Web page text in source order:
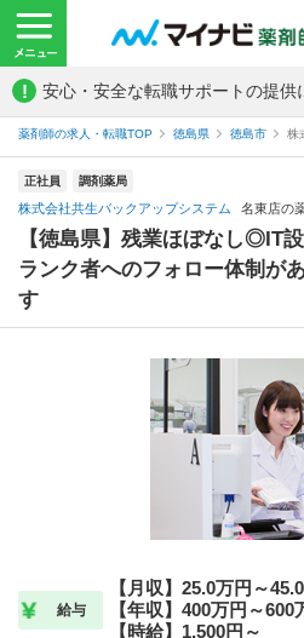
! 安心・安全な転職サポートの提供
薬剤師の求人・転職TOP 徳島県 徳島市 株
正社員 調剤薬局
株式会社共生バックアップシステム 名東店の
【徳島県】残業ほぼなし◎IT
ランク者へのフォロー体制が
す
給与
【月収】25.0万円～
【年収】400万円～600
【時給】1,500円～